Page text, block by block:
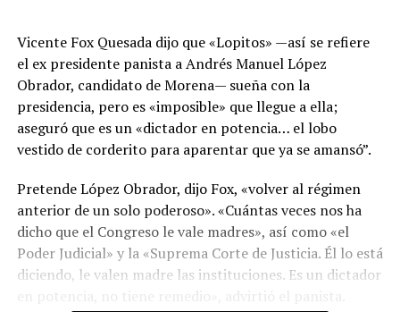
Vicente Fox Quesada dijo que «Lopitos» —así se refiere
el ex presidente panista a Andrés Manuel López
Obrador, candidato de Morena— sueña con la
presidencia, pero es «imposible» que llegue a ella;
aseguró que es un «dictador en potencia… el lobo
vestido de corderito para aparentar que ya se amansó”.
Pretende López Obrador, dijo Fox, «volver al régimen
anterior de un solo poderoso». «Cuántas veces nos ha
dicho que el Congreso le vale madres», así como «el
Poder Judicial» y la «Suprema Corte de Justicia. Él lo está
diciendo, le valen madre las instituciones. Es un dictador